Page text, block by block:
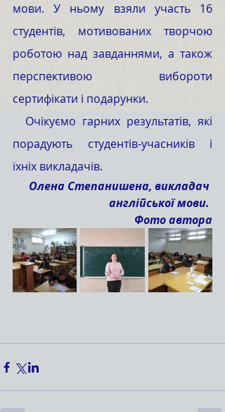
мови. У ньому взяли участь 16
студентів, мотивованих творчою
роботою над завданнями, а також
перспективою вибороти
сертифікати і подарунки.
порадують студентів-учасників і
їхніх викладачів.
Олена Степанишена, викладач
англійської мови.
Фото автора